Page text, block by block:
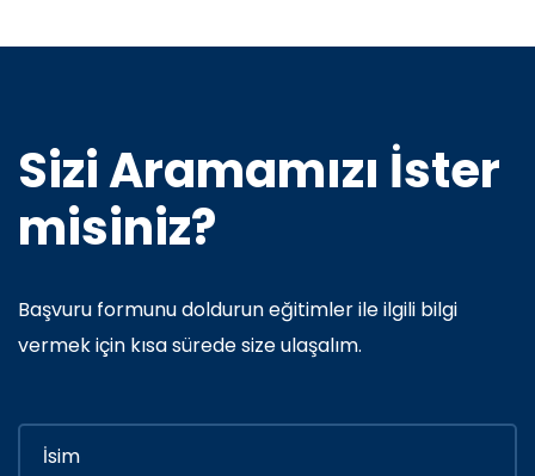
Sizi Aramamızı İster
misiniz?
Başvuru formunu doldurun eğitimler ile ilgili bilgi
vermek için kısa sürede size ulaşalım.